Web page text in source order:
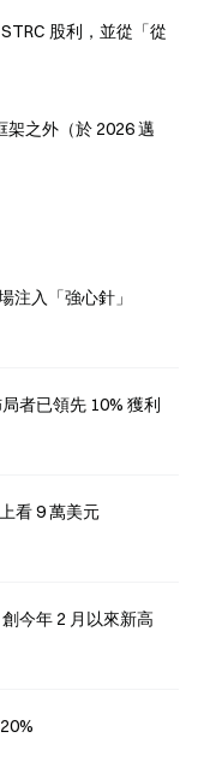
股利，並從「從
之外（於 2026 邁
注入「強心針」
者已領先 10% 獲利
看 9 萬美元
今年 2 月以來新高